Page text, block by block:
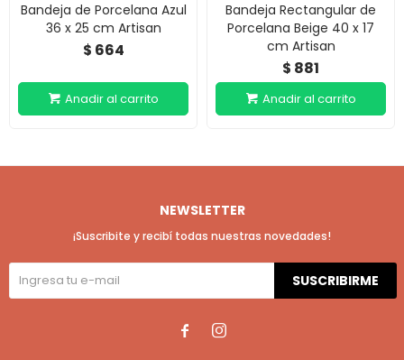
Bandeja de Porcelana Azul
36 x 25 cm Artisan
$ 664
Bandeja Rectangular de
Porcelana Beige 40 x 17
cm Artisan
$ 881
NEWSLETTER
¡Suscribite y recibí todas nuestras novedades!
SUSCRIBIRME
 